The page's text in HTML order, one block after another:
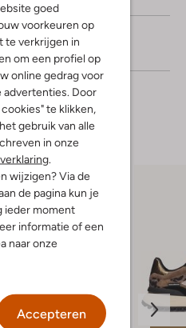
goed
voorkeuren op
te verkrijgen in
om een profiel op
online gedrag voor
advertenties. Door
te klikken,
gebruik van alle
in onze
wijzigen? Via de
de pagina kun je
ieder moment
informatie of een
naar onze
Accepteren